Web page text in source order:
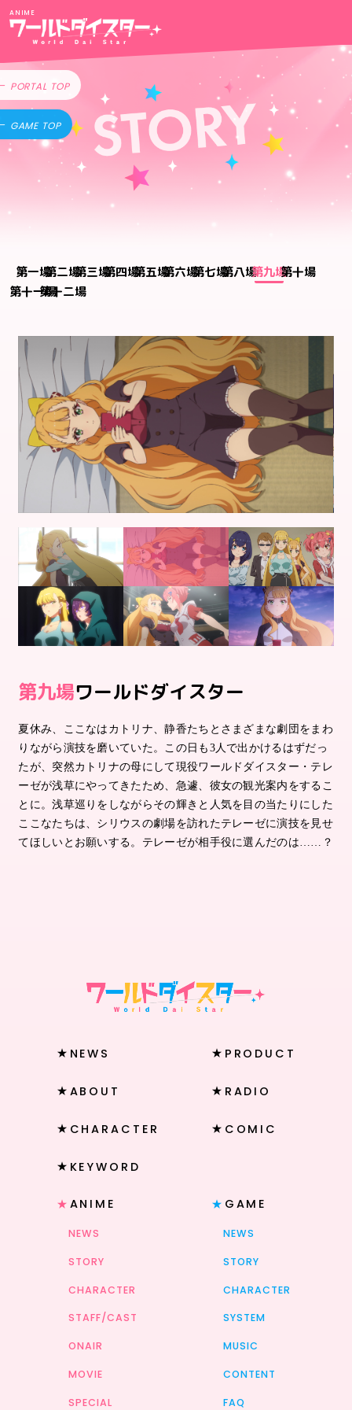
ANIME
PORTAL TOP
GAME TOP
一 二 三 四 五 六 七 八 九
十
十一 十二
九 ワールドダイスター
夏休み、ここなはカトリナ、静香たちとさまざまな劇団をまわ
りながら演技を磨いていた。この日も 3人で出かけるはずだっ
たが、突然カトリナの母にして現役ワールドダイスター・テレ
ーゼが浅草にやってきたため、急遽、彼女の観光案内をするこ
とに。浅草巡りをしながらその輝きと人気を目の当たりにした
ここなたちは、シリウスの劇場を訪れたテレーゼに演技を見せ
てほしいとお願いする。テレーゼが相手役に選んだのは
？
NEWS
ABOUT
CHARACTER
KEYWORD
PRODUCT
RADIO
COMIC
ANIME
NEWS
STORY
CHARACTER
STAFF/CAST
ONAIR
MOVIE
SPECIAL
GAME
NEWS
STORY
CHARACTER
SYSTEM
MUSIC
CONTENT
FAQ